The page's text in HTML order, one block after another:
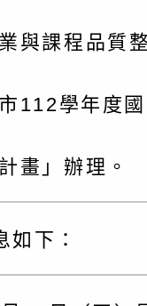
家 林
課程資
前教
婚姻系
開心
海報
府LED
播影（
天主教
心辦理
十．創
園區西
度區域
視」
用與實
府LED
播影（
園區新
度區域
再申訴
與課程品質
112學年度
畫」辦理。
如下：